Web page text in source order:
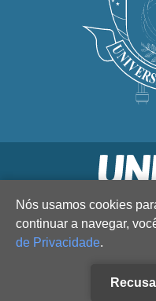
Nós usamos cookies
continuar a navegar,
de Privacidade.